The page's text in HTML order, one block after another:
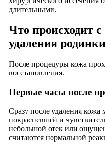
длительными.
Что происходит
удаления родинки
После процедуры кожа
восстановления.
Первые часы после
Сразу после удаления кожа
покрасневшей и
небольшой отек или
считаются нормальной